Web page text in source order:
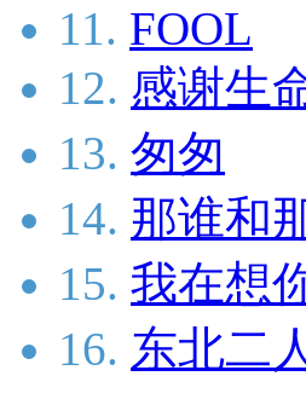
11. FOOL
12. 感谢生
13. 匆匆
14. 那谁和
15. 我在想
16. 东北二